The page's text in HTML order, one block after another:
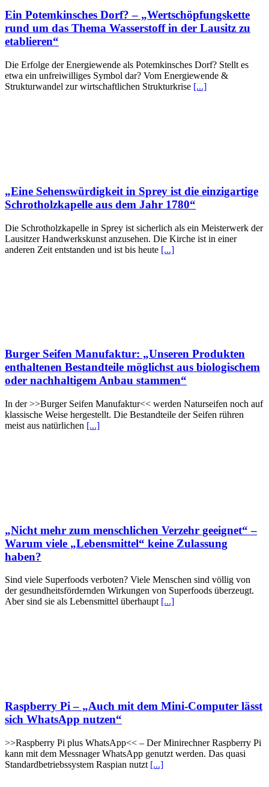
Ein Potemkinsches Dorf? – „Wertschöpfungskette
rund um das Thema Wasserstoff in der Lausitz zu
etablieren“
Die Erfolge der Energiewende als Potemkinsches Dorf? Stellt es
etwa ein unfreiwilliges Symbol dar? Vom Energiewende &
Strukturwandel zur wirtschaftlichen Strukturkrise [...]
„Eine Sehenswürdigkeit in Sprey ist die einzigartige
Schrotholzkapelle aus dem Jahr 1780“
Die Schrotholzkapelle in Sprey ist sicherlich als ein Meisterwerk der
Lausitzer Handwerkskunst anzusehen. Die Kirche ist in einer
anderen Zeit entstanden und ist bis heute [...]
Burger Seifen Manufaktur: „Unseren Produkten
enthaltenen Bestandteile möglichst aus biologischem
oder nachhaltigem Anbau stammen“
In der >>Burger Seifen Manufaktur<< werden Naturseifen noch auf
klassische Weise hergestellt. Die Bestandteile der Seifen rühren
meist aus natürlichen [...]
„Nicht mehr zum menschlichen Verzehr geeignet“ –
Warum viele „Lebensmittel“ keine Zulassung
haben?
Sind viele Superfoods verboten? Viele Menschen sind völlig von
der gesundheitsfördernden Wirkungen von Superfoods überzeugt.
Aber sind sie als Lebensmittel überhaupt [...]
Raspberry Pi – „Auch mit dem Mini-Computer lässt
sich WhatsApp nutzen“
>>Raspberry Pi plus WhatsApp<< – Der Minirechner Raspberry Pi
kann mit dem Messnager WhatsApp genutzt werden. Das quasi
Standardbetriebssystem Raspian nutzt [...]